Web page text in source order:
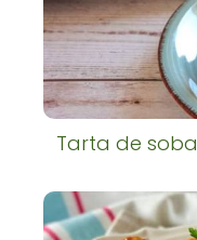
Tarta de